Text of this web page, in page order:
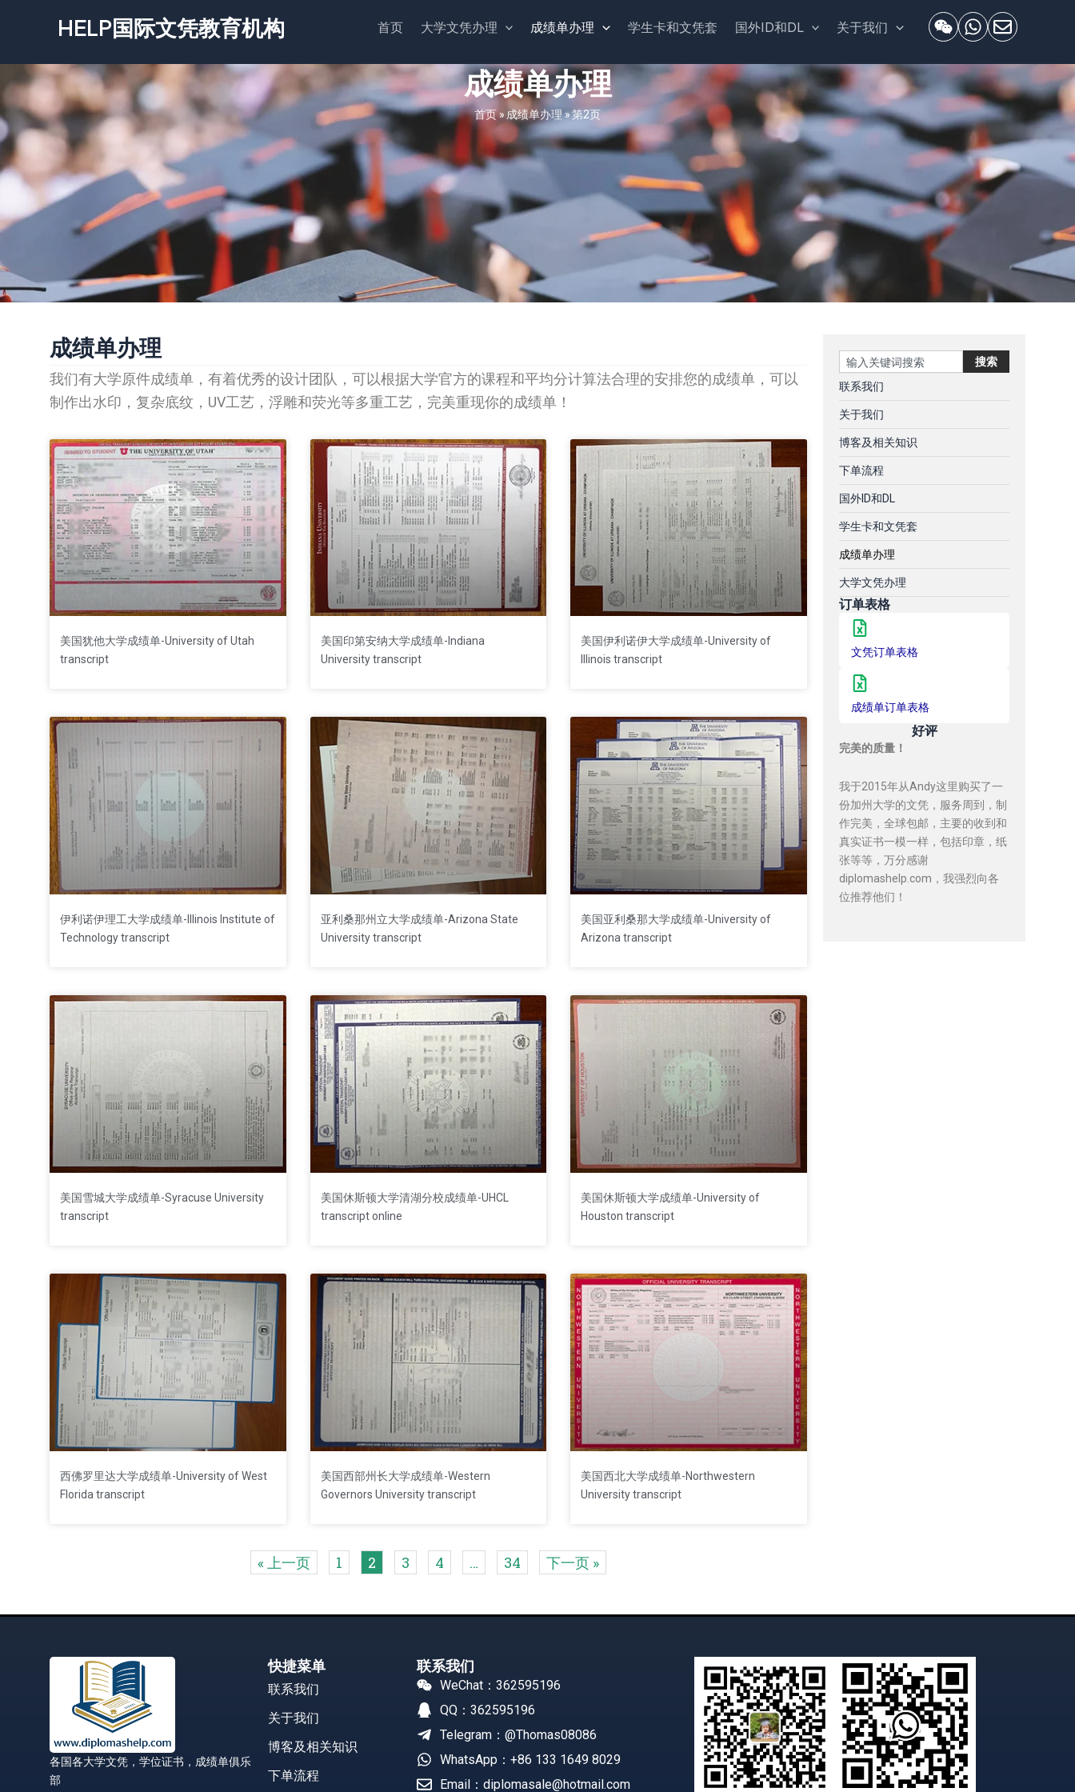
容
HELP国际文凭教育机构 首页 大学文凭办理 成绩单办理 学生卡和文凭套 国外ID和DL 关于我们
成绩单办理
首页» 成绩单办理»第2页
成绩单办理
我们有大学原件成绩单，有着优秀的设计团队，可以根据大学官方的课程和平均分计算法合理的安排您的成绩单，可以
制作出水印，复杂底纹，UV工艺，浮雕和荧光等多重工艺，完美重现你的成绩单！
美国犹他大学成绩单-University of Utah
transcript
美国印第安纳大学成绩单-Indiana
University transcript
美国伊利诺伊大学成绩单-University of
Illinois transcript
伊利诺伊理工大学‌成绩单-Illinois Institute of
Technology transcript
亚利桑那州立大学成绩单-Arizona State
University transcript
美国亚利桑那大学‌‌‌‌‌‌‌‌‌成绩单-University of
Arizona transcript
美国雪城大学成绩单-Syracuse University
transcript
美国休斯顿大学清湖分校成绩单-UHCL
transcript online
美国休斯顿大学成绩单-University of
Houston transcript
西佛罗里达大学成绩单-University of West
Florida transcript
美国西部州长大学成绩单-Western
Governors University transcript
美国西北大学成绩单-Northwestern
University transcript
« 上一页
Page
1
Page
2
Page
3
Page
4 …
Page
34 下一页 »
Search 搜索
联系我们
关于我们
博客及相关知识
下单流程
国外ID和DL
学生卡和文凭套
成绩单办理
大学文凭办理
订单表格
文凭订单表格
成绩单订单表格
好评
完美的质量！
我于2015年从Andy这里购买了一
份加州大学的文凭，服务周到，制
作完美，全球包邮，主要的收到和
真实证书一模一样，包括印章，纸
张等等，万分感谢
diplomashelp.com，我强烈向各
位推荐他们！
各国各大学文凭，学位证书，成绩单俱乐
部
快捷菜单
联系我们
关于我们
博客及相关知识
下单流程
联系我们
WeChat：362595196
QQ：362595196
Telegram：@Thomas08086
WhatsApp：+86 133 1649 8029
Email：diplomasale@hotmail.com